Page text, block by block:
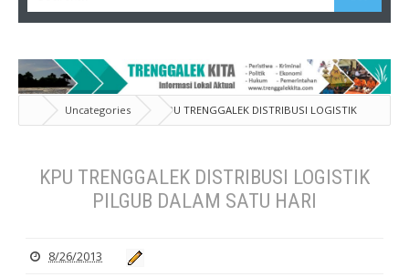
Uncategories
KPU TRENGGALEK DISTRIBUSI LOGISTIK
PILGUB DALAM SATU HARI
KPU TRENGGALEK DISTRIBUSI LOGISTIK
PILGUB DALAM SATU HARI
8/26/2013